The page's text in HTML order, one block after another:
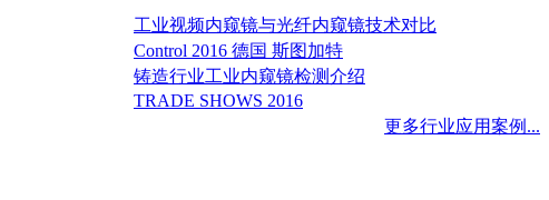
工业视频内窥镜与光纤内窥镜技术对比
Control 2016 德国 斯图加特
铸造行业工业内窥镜检测介绍
TRADE SHOWS 2016
更多行业应用案例...